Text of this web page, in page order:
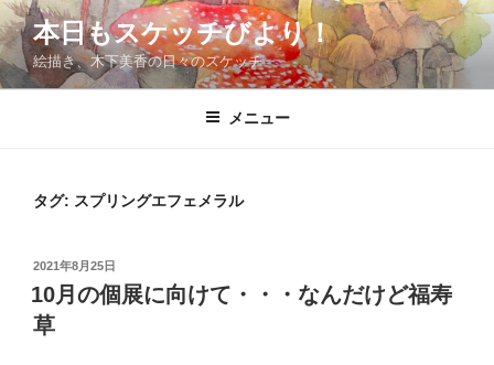
コ
ン
テ
ン
本日もスケッチびより！
絵描き、木下美香の日々のスケッチ
メニュー
タグ: スプリングエフェメラル
投
稿
日:
2021年8月25日
10月の個展に向けて・・・なんだけど福寿
草